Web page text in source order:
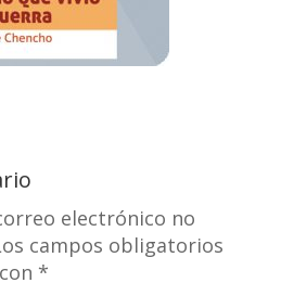
electrónico no
campos obligatorios
*